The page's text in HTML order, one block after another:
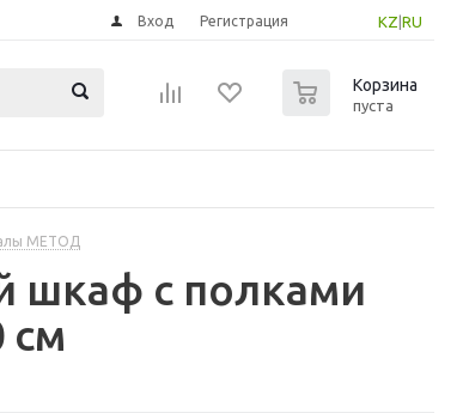
KZ RU
Вход Регистрация
Корзина
пуста
МЕТОД
шкаф с полками
см